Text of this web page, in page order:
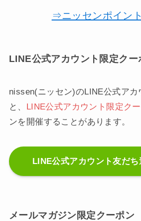
⇒ニッセンポイン
LINE公式アカウント限定クー
nissen(ニッセン)のLINE公式アカ
と、 LINE公式アカウント限定ク
ンを開催することがあります。
LINE公式アカウント友だち
メールマガジン限定クーポン